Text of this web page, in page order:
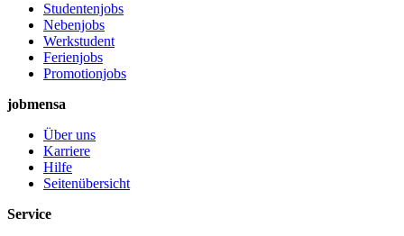
Studentenjobs
Nebenjobs
Werkstudent
Ferienjobs
Promotionjobs
jobmensa
Über uns
Karriere
Hilfe
Seitenübersicht
Service